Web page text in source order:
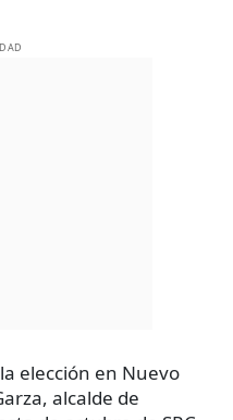
elección en Nuevo
alcalde de